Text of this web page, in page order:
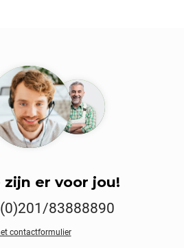
zijn er voor jou!
83888890
contactformulier